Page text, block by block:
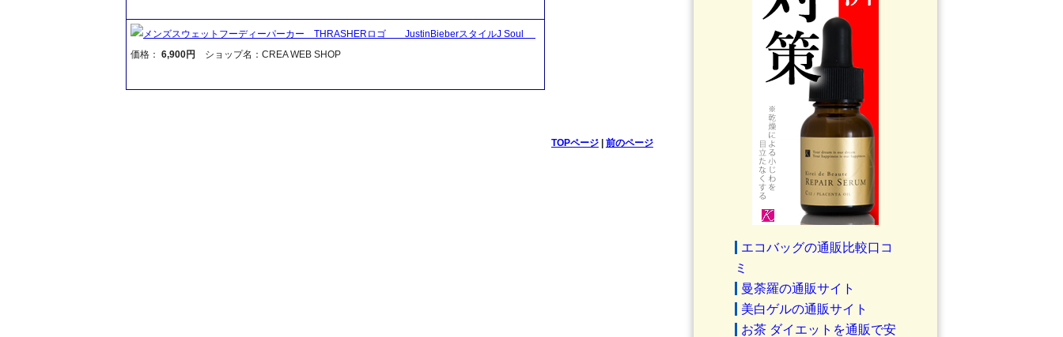
メンズスウェットフーディーパーカー THRASHERロゴ JustinBieberスタイルJ Soul
価格： 6,900円 ショップ名：CREA WEB SHOP
TOPページ| 前のページ
エコバッグの通販比較口コ
ミ
曼荼羅の通販サイト
美白ゲルの通販サイト
お茶 ダイエットを通販で安